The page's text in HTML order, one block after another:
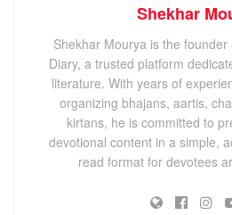
Shekhar
Shekhar Mourya is the
Diary, a trusted platform
literature. With years of
organizing bhajans, aartis,
kirtans, he is committed to
devotional content in a simple,
read format for devotees